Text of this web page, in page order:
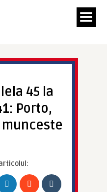
45 la
Porto,